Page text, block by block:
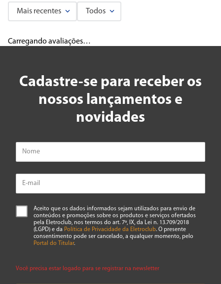
Título
Avalie o produto de 1 a 5 estrelas
★★★★
ENVIAR AVALIAÇÃO
Mais recentes Todos
Carregando avaliações…
Cadastre-se para receber os
nossos lançamentos e
novidades
Aceito que os dados informados sejam utilizados para envio de
conteúdos e promoções sobre os produtos e serviços ofertados
pela Eletroclub, nos termos do art. 7º, IX, da Lei n. 13.709/2018
(LGPD) e da Política de Privacidade da Eletroclub. O presente
consentimento pode ser cancelado, a qualquer momento, pelo
Portal do Titular.
Você precisa estar logado para se registrar na newsletter